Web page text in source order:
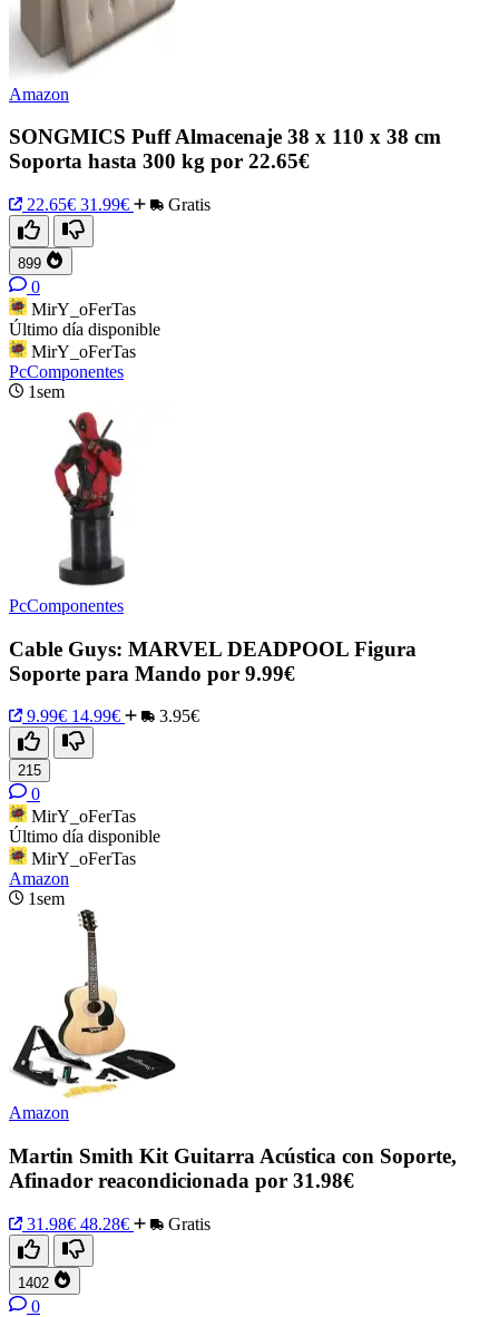
Amazon
SONGMICS Puff Almacenaje 38 x 110 x 38 cm
Soporta hasta 300 kg por 22.65€
22.65€ 31.99€ Gratis
899
0
MirY_oFerTas
Último día disponible
MirY_oFerTas
PcComponentes
1sem
PcComponentes
Cable Guys: MARVEL DEADPOOL Figura
Soporte para Mando por 9.99€
9.99€ 14.99€ 3.95€
215
0
MirY_oFerTas
Último día disponible
MirY_oFerTas
Amazon
1sem
Amazon
Martin Smith Kit Guitarra Acústica con Soporte,
Afinador reacondicionada por 31.98€
31.98€ 48.28€ Gratis
1402
0